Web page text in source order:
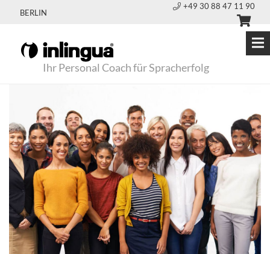
BERLIN
+49 30 88 47 11 90
Ihr Personal Coach für Spracherfolg